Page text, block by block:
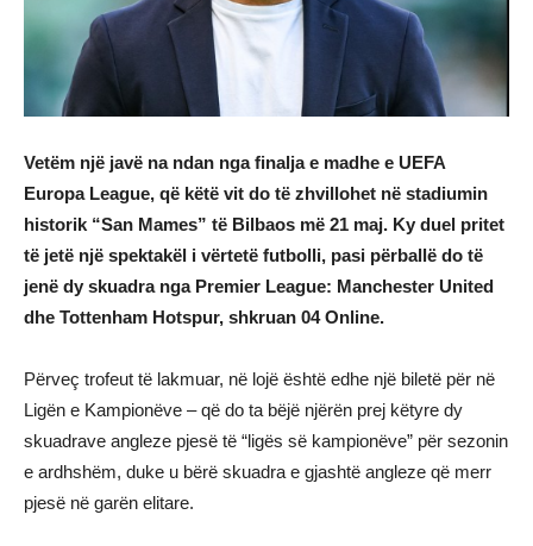
Vetëm një javë na ndan nga finalja e madhe e UEFA
Europa League, që këtë vit do të zhvillohet në stadiumin
historik “San Mames” të Bilbaos më 21 maj. Ky duel pritet
të jetë një spektakël i vërtetë futbolli, pasi përballë do të
jenë dy skuadra nga Premier League: Manchester United
dhe Tottenham Hotspur, shkruan 04 Online.
Përveç trofeut të lakmuar, në lojë është edhe një biletë për në
Ligën e Kampionëve – që do ta bëjë njërën prej këtyre dy
skuadrave angleze pjesë të “ligës së kampionëve” për sezonin
e ardhshëm, duke u bërë skuadra e gjashtë angleze që merr
pjesë në garën elitare.